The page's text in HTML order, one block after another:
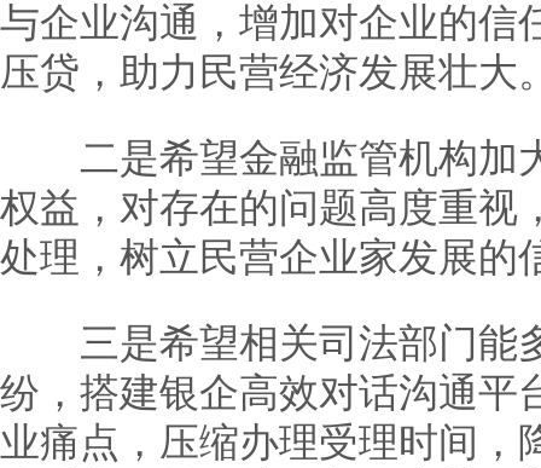
与企业沟通，增加对企业的信
压贷，助力民营经济发展壮大
二是希望金融监管机构加
权益，对存在的问题高度重视
处理，树立民营企业家发展的
三是希望相关司法部门能
纷，搭建银企高效对话沟通平
业痛点，压缩办理受理时间，